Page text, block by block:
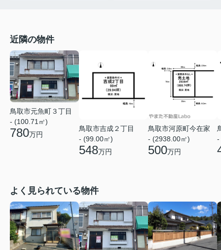
近隣の物件
鳥取市元魚町３丁目
- (100.71㎡)
780万円
鳥取市吉成２丁目
- (99.00㎡)
548万円
鳥取市河原町今在家
- (2938.00㎡)
500万円
-
よく見られている物件